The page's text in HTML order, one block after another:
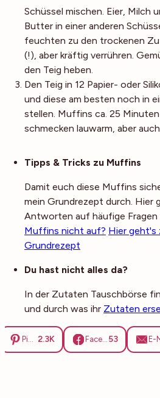
Schüssel mischen. Eier, Milch
Butter in einer anderen
feuchten zu den trockenen
(!), aber kräftig verrühren.
den Teig heben.
Den Teig in 12 Papier- oder
und diese am besten noch in
stellen. Muffins ca. 25 Minuten
schmecken lauwarm, aber
Tipps & Tricks zu Muffins
Damit euch diese Muffins
mein Grundrezept durch. Hier
Antworten auf häufige Fragen
Muffins nicht auf? Hier geht's
Grundrezept
Du hast nicht alles da?
In der Zutaten Tauschbörse
und durch was ihr Zutaten
2.3K 53